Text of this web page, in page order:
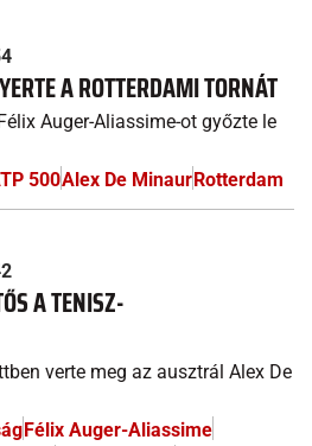
A ROTTERDAMI TORNÁT
Auger-Aliassime-ot győzte le
500Alex De MinaurRotterdam
A TENISZ-
verte meg az ausztrál Alex De
Félix Auger-Aliassime